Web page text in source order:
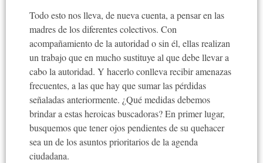
Todo esto nos lleva, de nueva cuenta, a pensar en las
madres de los diferentes colectivos. Con
acompañamiento de la autoridad o sin él, ellas realizan
un trabajo que en mucho sustituye al que debe llevar a
cabo la autoridad. Y hacerlo conlleva recibir amenazas
frecuentes, a las que hay que sumar las pérdidas
señaladas anteriormente. ¿Qué medidas debemos
brindar a estas heroicas buscadoras? En primer lugar,
busquemos que tener ojos pendientes de su quehacer
sea un de los asuntos prioritarios de la agenda
ciudadana.